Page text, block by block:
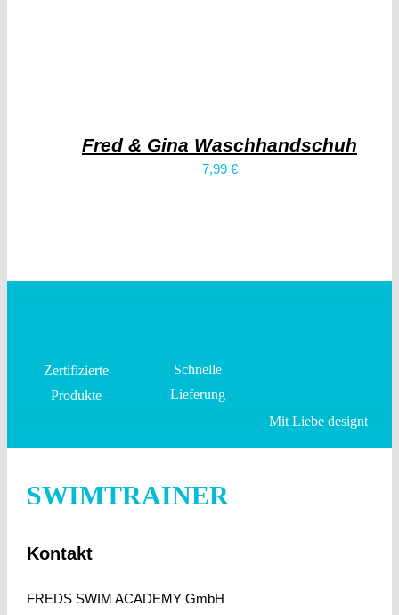
Fred & Gina Waschhandschuh
7,99 €
Zertifizierte
Produkte
Schnelle
Lieferung
Mit Liebe designt
SWIMTRAINER
Kontakt
FREDS SWIM ACADEMY GmbH